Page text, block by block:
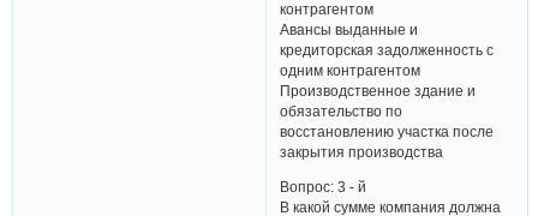
контрагентом
Авансы выданные и
кредиторская задолженность с
одним контрагентом
Производственное здание и
обязательство по
восстановлению участка после
закрытия производства
Вопрос: 3 - й
В какой сумме компания должна